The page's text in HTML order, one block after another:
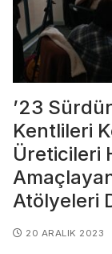
’23
Kentlileri
Üreticileri
Atölyeleri
20 ARALIK 2023